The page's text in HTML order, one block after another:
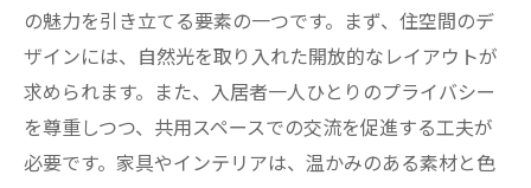
の魅力を引き立てる要素の一つです。まず、住空間のデ
ザインには、自然光を取り入れた開放的なレイアウトが
求められます。また、入居者一人ひとりのプライバシー
を尊重しつつ、共用スペースでの交流を促進する工夫が
必要です。家具やインテリアは、温かみのある素材と色